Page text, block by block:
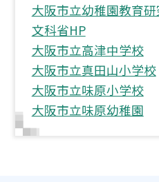
大阪市立幼稚園教育
文科省HP
大阪市立高津中学校
大阪市立真田山小学校
大阪市立味原小学校
大阪市立味原幼稚園